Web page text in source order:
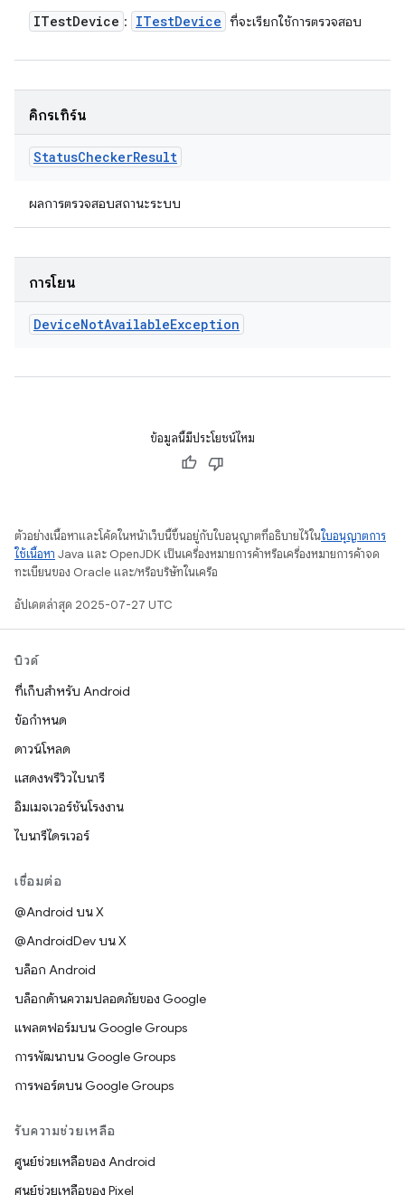
ITestDevice : ITestDevice ที่จะเรียกใช้การตรวจสอบ
คิกรีเทิร์น
StatusCheckerResult
ผลการตรวจสอบสถานะระบบ
การโยน
DeviceNotAvailableException
ข้อมูลนี้มีประโยชน์ไหม
ตัวอย่างเนื้อหาและโค้ดในหน้าเว็บนี้ขึ้นอยู่กับใบอนุญาตที่อธิบายไว้ในใบอนุญาตการ
ใช้เนื้อหา Java และ OpenJDK เป็นเครื่องหมายการค้าหรือเครื่องหมายการค้าจด
ทะเบียนของ Oracle และ/หรือบริษัทในเครือ
อัปเดตล่าสุด 2025-07-27 UTC
บิวด์
ที่เก็บสำหรับ Android
ข้อกำหนด
ดาวน์โหลด
แสดงพรีวิวไบนารี
อิมเมจเวอร์ชันโรงงาน
ไบนารีไดรเวอร์
เชื่อมต่อ
@Android บน X
@AndroidDev บน X
บล็อก Android
บล็อกด้านความปลอดภัยของ Google
แพลตฟอร์มบน Google Groups
การพัฒนาบน Google Groups
การพอร์ตบน Google Groups
รับความช่วยเหลือ
ศูนย์ช่วยเหลือของ Android
ศูนย์ช่วยเหลือของ Pixel